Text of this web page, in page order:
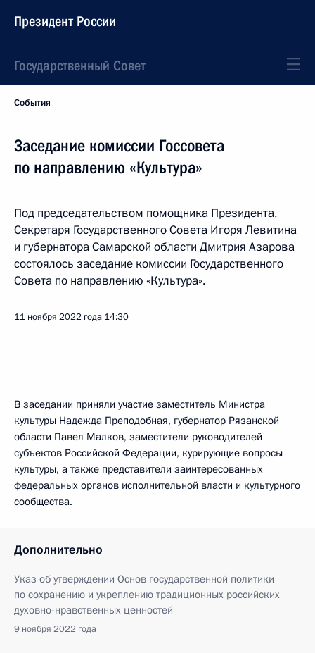
Президент России
Государственный Совет
События
Заседание комиссии Госсовета
по направлению «Культура»
Под председательством помощника Президента,
Секретаря Государственного Совета Игоря Левитина
и губернатора Самарской области Дмитрия Азарова
состоялось заседание комиссии Государственного
Совета по направлению «Культура».
11 ноября 2022 года 14:30
В заседании приняли участие заместитель Министра
культуры Надежда Преподобная, губернатор Рязанской
области Павел Малков, заместители руководителей
субъектов Российской Федерации, курирующие вопросы
культуры, а также представители заинтересованных
федеральных органов исполнительной власти и культурного
сообщества.
Дополнительно
Указ об утверждении Основ государственной политики
по сохранению и укреплению традиционных российских
духовно-нравственных ценностей
9 ноября 2022 года